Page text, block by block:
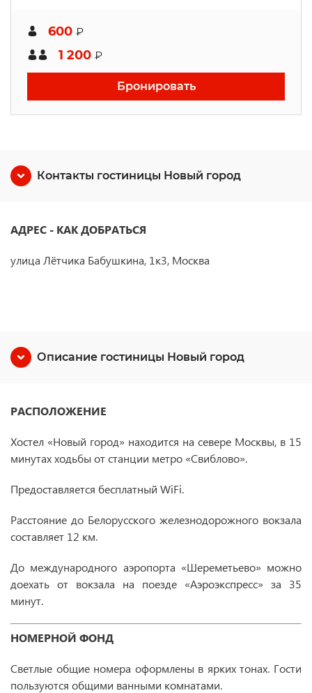
600 ₽
1 200 ₽
Бронировать
Контакты гостиницы Новый город
АДРЕС - КАК ДОБРАТЬСЯ
улица Лётчика Бабушкина, 1к3, Москва
Описание гостиницы Новый город
РАСПОЛОЖЕНИЕ
Хостел «Новый город» находится на севере Москвы, в 15
минутах ходьбы от станции метро «Свиблово».
Предоставляется бесплатный WiFi.
Расстояние до Белорусского железнодорожного вокзала
составляет 12 км.
До международного аэропорта «Шереметьево» можно
доехать от вокзала на поезде «Аэроэкспресс» за 35
минут.
НОМЕРНОЙ ФОНД
Светлые общие номера оформлены в ярких тонах. Гости
пользуются общими ванными комнатами.